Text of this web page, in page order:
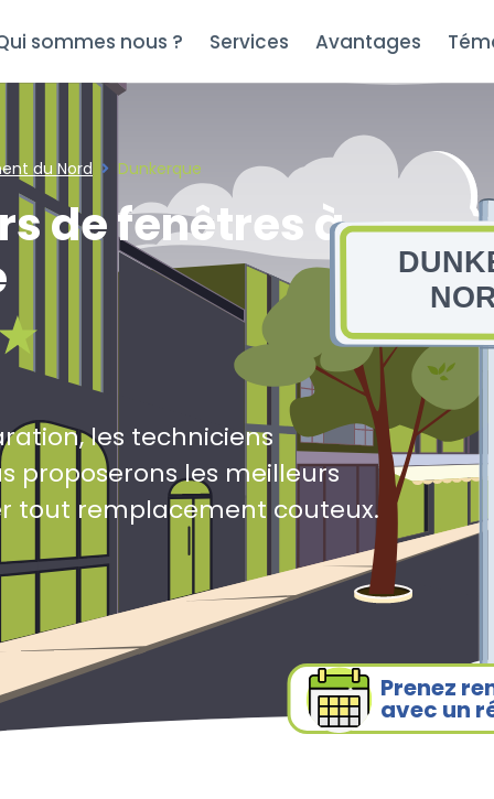
sommes nous ? Services Avantages
du Nord Dunkerque
de fenêtres à
les techniciens
proposerons les meilleurs
tout remplacement couteux.
Prenez
avec un